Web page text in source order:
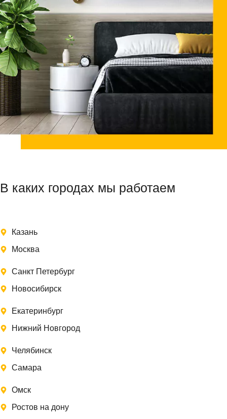
В каких городах мы работаем
Казань
Москва
Санкт Петербург
Новосибирск
Екатеринбург
Нижний Новгород
Челябинск
Самара
Омск
Ростов на дону